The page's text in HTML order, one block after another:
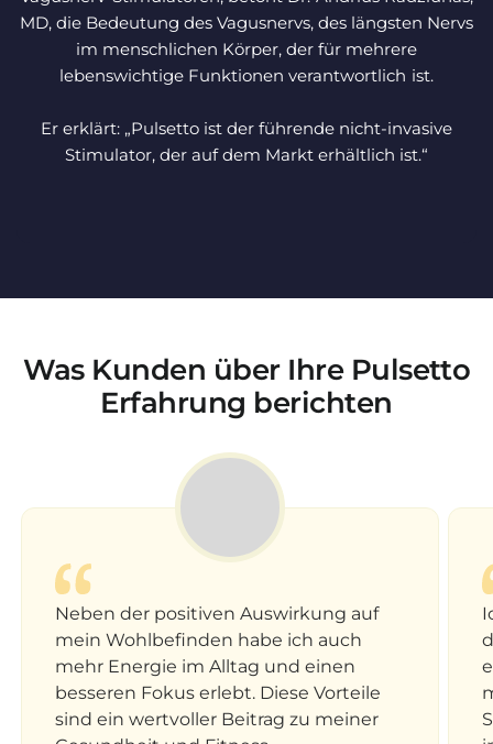
MD, die Bedeutung des Vagusnervs, des längsten Nervs
im menschlichen Körper, der für mehrere
lebenswichtige Funktionen verantwortlich ist.
Er erklärt: „Pulsetto ist der führende nicht-invasive
Stimulator, der auf dem Markt erhältlich ist.“
Was Kunden über Ihre Pulsetto
Erfahrung berichten
Neben der positiven Auswirkung auf
mein Wohlbefinden habe ich auch
mehr Energie im Alltag und einen
besseren Fokus erlebt. Diese Vorteile
sind ein wertvoller Beitrag zu meiner